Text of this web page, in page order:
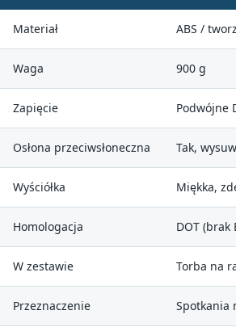
Materiał ABS /
Waga 900 g
Zapięcie Podwójne
Osłona przeciwsłoneczna Tak,
Wyściółka Miękka,
Homologacja DOT (brak
W zestawie Torba na
Przeznaczenie Spotkania